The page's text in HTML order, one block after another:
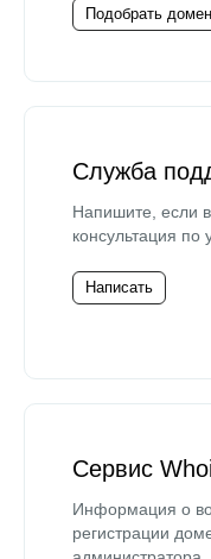
Подобрать домен
Служба
Напишите, если
консультация по
Написать
Сервис
Информация о
регистрации